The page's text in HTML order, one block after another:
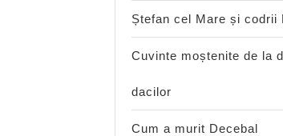
Ștefan cel Mare și codrii
Cuvinte moștenite de la
dacilor
Cum a murit Decebal